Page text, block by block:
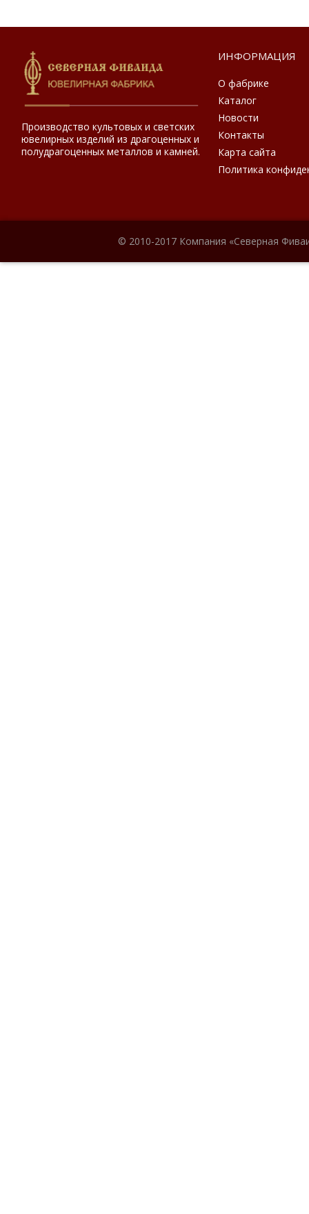
Производство культовых и светских
ювелирных изделий из драгоценных и
полудрагоценных металлов и камней.
ИНФОРМАЦИЯ
О фабрике
Каталог
Новости
Контакты
Карта сайта
Политика
© 2010-2017 Компания «Северная